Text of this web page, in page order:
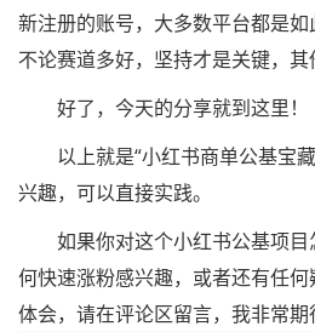
新注册的账号，大多数平台都是如
不论赛道多好，坚持才是关键，其
好了，今天的分享就到这里！
以上就是“小红书商单公基宝藏
兴趣，可以直接实践。
如果你对这个小红书公基项目
何快速涨粉感兴趣，或者还有任
体会，请在评论区留言，我非常期